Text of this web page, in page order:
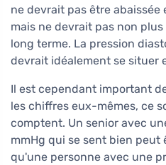
ne devrait pas être abaissée
mais ne devrait pas non
long terme. La pression
devrait idéalement se situer
Il est cependant important
les chiffres eux-mêmes, ce
comptent. Un senior avec
mmHg qui se sent bien peut
qu'une personne avec une